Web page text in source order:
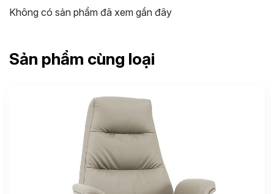
Không có sản phẩm đã xem gần đây
Sản phẩm cùng loại